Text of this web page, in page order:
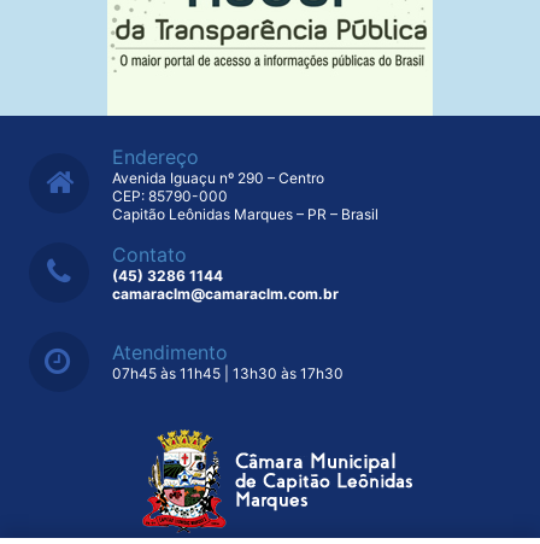
Endereço
Avenida Iguaçu nº 290 – Centro
CEP: 85790-000
Capitão Leônidas Marques – PR – Brasil
Contato
(45) 3286 1144
camaraclm@camaraclm.com.br
Atendimento
07h45 às 11h45 | 13h30 às 17h30